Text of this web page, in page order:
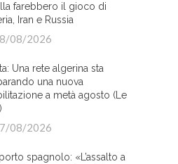
farebbero il gioco di
Iran e Russia
08/2026
Una rete algerina sta
una nuova
a metà agosto (Le
08/2026
spagnolo: «L’assalto a